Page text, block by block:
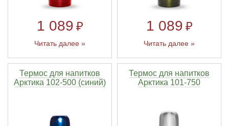
1 089 ₽
Читать далее »
1 089 ₽
Читать далее »
Термос для напитков
Арктика 102-500 (синий)
Термос для напитков
Арктика 101-750